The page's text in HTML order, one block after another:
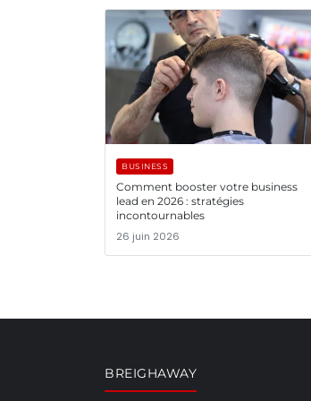
BUSINESS
Comment booster votre business
lead en 2026 : stratégies
incontournables
26 juin 2026
BREIGHAWAY